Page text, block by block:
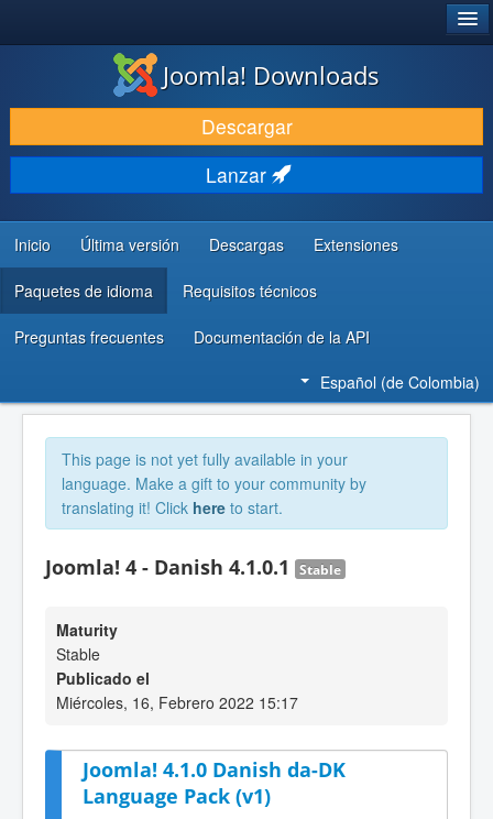
DESCARGAR
DESCUBRE Y APRENDE
COMUNIDAD Y AYUDA
RECURSOS PARA DESARROLLADORES
Joomla! Downloads
Descargar
Lanzar
Inicio Última versión Descargas Extensiones
Paquetes de idioma Requisitos técnicos
Preguntas frecuentes Documentación de la API
Español (de Colombia)
This page is not yet fully available in your
language. Make a gift to your community by
translating it! Click here to start.
Joomla! 4 - Danish 4.1.0.1 Stable
Maturity
Stable
Publicado el
Miércoles, 16, Febrero 2022 15:17
Joomla! 4.1.0 Danish da-DK
Language Pack (v1)